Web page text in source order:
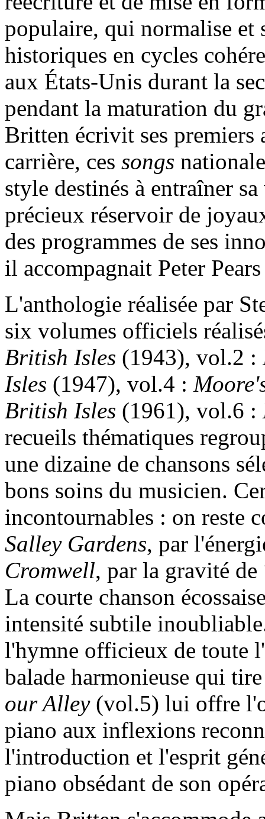
populaire, qui normalise et
historiques en cycles
aux États-Unis durant la
pendant la maturation du
Britten écrivit ses premiers
carrière, ces songs
style destinés à entraîner
précieux réservoir de
des programmes de ses
il accompagnait Peter
L'anthologie réalisée par
six volumes officiels
British Isles (1943), vol.2 :
Isles (1947), vol.4 :
British Isles (1961), vol.6 :
recueils thématiques
une dizaine de chansons
bons soins du musicien.
incontournables : on reste
Salley Gardens, par
Cromwell, par la gravité de
La courte chanson
intensité subtile
l'hymne officieux de toute
balade harmonieuse qui
our Alley(vol.5) lui offre
piano aux inflexions
l'introduction et l'esprit
piano obsédant de son